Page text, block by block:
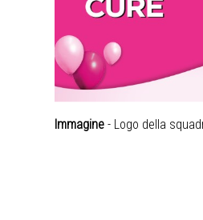
Immagine - Logo della